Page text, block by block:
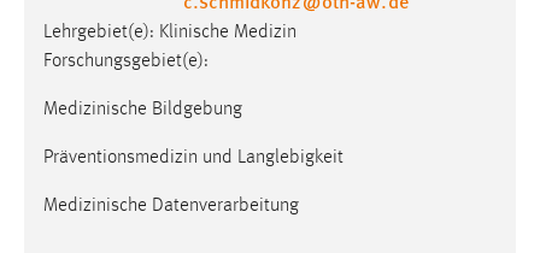
Lehrgebiet(e): Klinische Medizin
Forschungsgebiet(e):
Medizinische Bildgebung
Präventionsmedizin und Langlebigkeit
Medizinische Datenverarbeitung